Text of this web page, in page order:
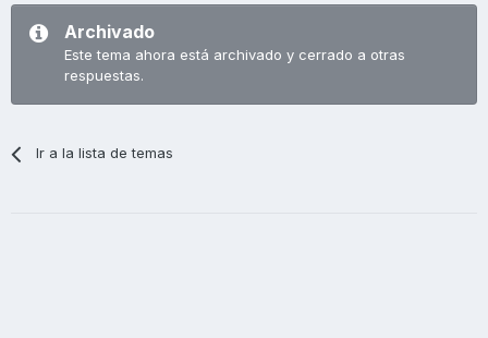
Archivado
Este tema ahora está archivado y cerrado a otras
respuestas.
Ir a la lista de temas